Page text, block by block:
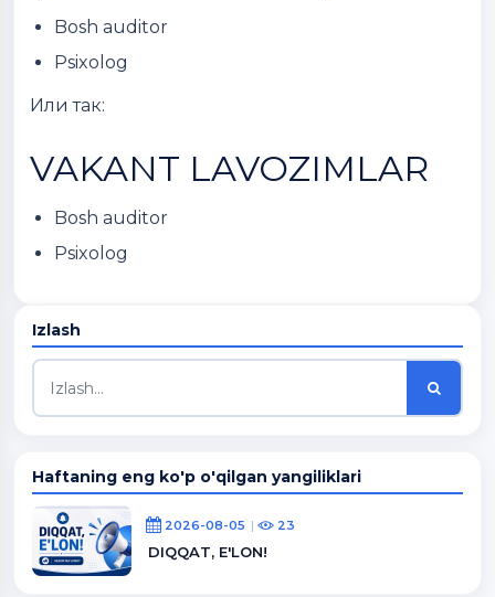
Bosh auditor
Psixolog
Или так:
VAKANT LAVOZIMLAR
Bosh auditor
Psixolog
Izlash
Haftaning eng ko'p o'qilgan yangiliklari
2026-08-05 23
DIQQAT, E'LON!